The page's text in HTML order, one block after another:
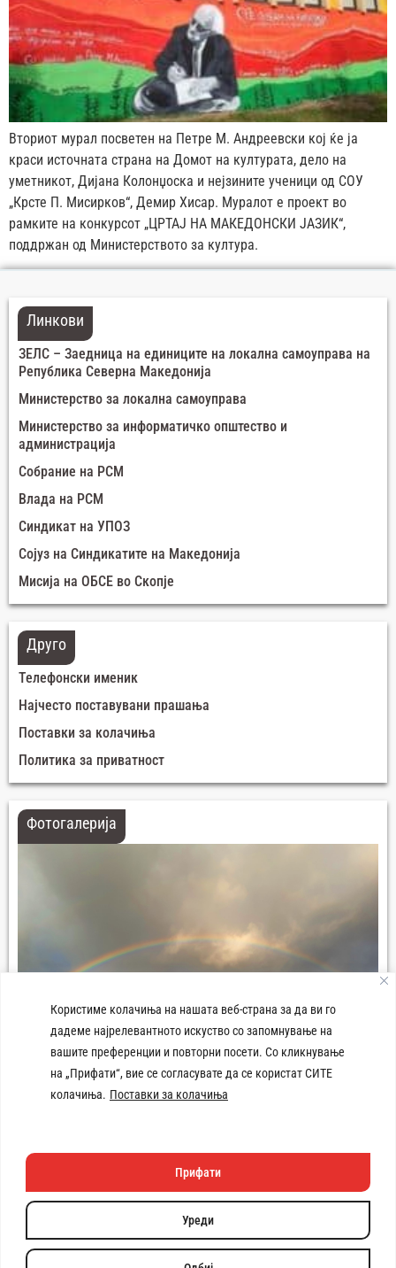
Користиме колачиња на нашата веб-страна за да ви го
дадеме најрелевантното искуство со запомнување на
вашите преференции и повторни посети. Со кликнување
на „Прифати“, вие се согласувате да се користат СИТЕ
колачиња. Поставки за колачиња
Уреди
Прифати
Вториот мурал посветен на Петре М. Андреевски кој ќе ја
краси источната страна на Домот на културата, дело на
уметникот, Дијана Колонџоска и нејзините ученици од СОУ
„Крсте П. Мисирков“, Демир Хисар. Муралот е проект во
рамките на конкурсот „ЦРТАЈ НА МАКЕДОНСКИ ЈАЗИК“,
поддржан од Министерството за култура.
Линкови
ЗЕЛС – Заедница на единиците на локална самоуправа на
Република Северна Македонија
Министерство за локална самоуправа
Министерство за информатичко општество и
администрација
Собрание на РСМ
Влада на РСМ
Синдикат на УПОЗ
Сојуз на Синдикатите на Македонија
Мисија на ОБСЕ во Скопје
Друго
Телефонски именик
Најчесто поставувани прашања
Поставки за колачиња
Политика за приватност
Фотогалерија
Техничката изработка
на веб
Copyright © 2026 Општина Демир Хисар. Сите права се